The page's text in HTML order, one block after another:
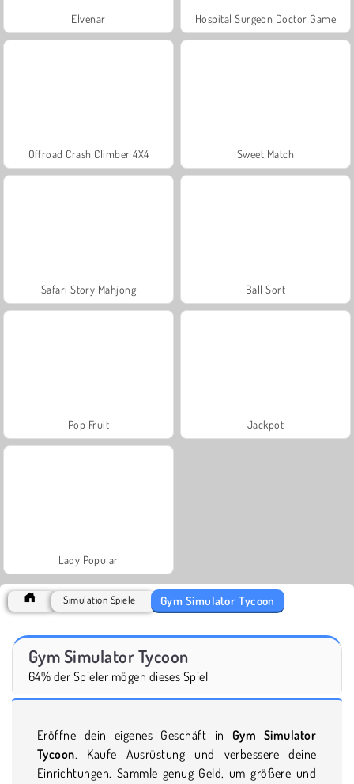
Elvenar Hospital Surgeon Doctor Game
Offroad Crash Climber 4X4 Sweet Match
Safari Story Mahjong Ball Sort
Pop Fruit Jackpot
Lady Popular
Simulation Spiele Gym Simulator Tycoon
Gym Simulator Tycoon
64% der Spieler mögen dieses Spiel
Eröffne dein eigenes Geschäft in Gym Simulator
Tycoon. Kaufe Ausrüstung und verbessere deine
Einrichtungen. Sammle genug Geld, um größere und